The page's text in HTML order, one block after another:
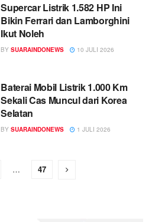
Supercar Listrik 1.582 HP Ini
Bikin Ferrari dan Lamborghini
Ikut Noleh
BY SUARAINDONEWS 10 JULI 2026
Baterai Mobil Listrik 1.000 Km
Sekali Cas Muncul dari Korea
Selatan
BY SUARAINDONEWS 1 JULI 2026
… 47